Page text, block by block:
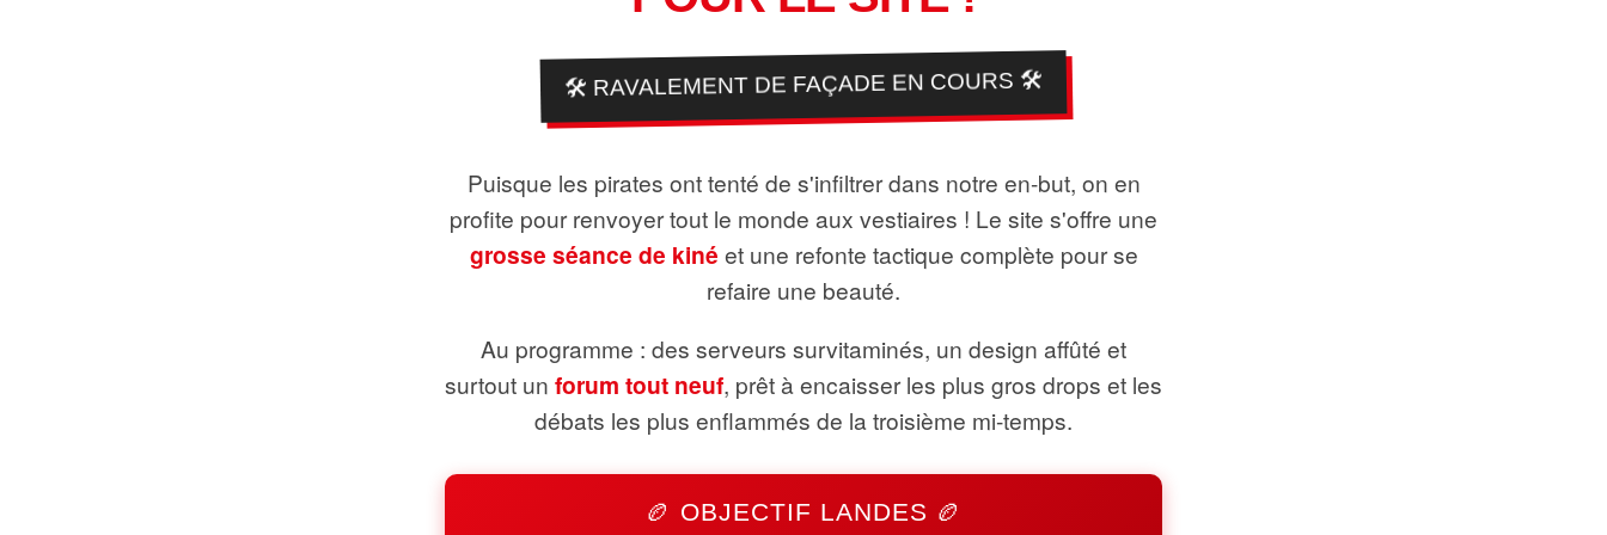
🛠️ RAVALEMENT DE FAÇADE EN COURS 🛠️
Puisque les pirates ont tenté de s'infiltrer dans notre en-but, on en
profite pour renvoyer tout le monde aux vestiaires ! Le site s'offre une
grosse séance de kiné et une refonte tactique complète pour se
refaire une beauté.
Au programme : des serveurs survitaminés, un design affûté et
surtout un forum tout neuf, prêt à encaisser les plus gros drops et les
débats les plus enflammés de la troisième mi-temps.
🏉 OBJECTIF LANDES 🏉